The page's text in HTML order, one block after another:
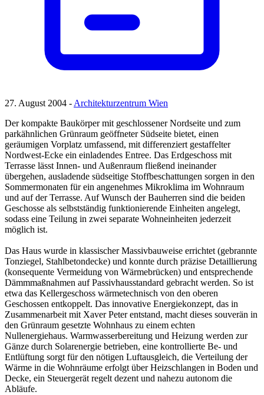
27. August 2004 -Architekturzentrum Wien
Der kompakte Baukörper mit geschlossener Nordseite und zum
parkähnlichen Grünraum geöffneter Südseite bietet, einen
geräumigen Vorplatz umfassend, mit differenziert gestaffelter
Nordwest-Ecke ein einladendes Entree. Das Erdgeschoss mit
Terrasse lässt Innen- und Außenraum fließend ineinander
übergehen, ausladende südseitige Stoffbeschattungen sorgen in den
Sommermonaten für ein angenehmes Mikroklima im Wohnraum
und auf der Terrasse. Auf Wunsch der Bauherren sind die beiden
Geschosse als selbstständig funktionierende Einheiten angelegt,
sodass eine Teilung in zwei separate Wohneinheiten jederzeit
möglich ist.
Das Haus wurde in klassischer Massivbauweise errichtet (gebrannte
Tonziegel, Stahlbetondecke) und konnte durch präzise Detaillierung
(konsequente Vermeidung von Wärmebrücken) und entsprechende
Dämmmaßnahmen auf Passivhausstandard gebracht werden. So ist
etwa das Kellergeschoss wärmetechnisch von den oberen
Geschossen entkoppelt. Das innovative Energiekonzept, das in
Zusammenarbeit mit Xaver Peter entstand, macht dieses souverän in
den Grünraum gesetzte Wohnhaus zu einem echten
Nullenergiehaus. Warmwasserbereitung und Heizung werden zur
Gänze durch Solarenergie betrieben, eine kontrollierte Be- und
Entlüftung sorgt für den nötigen Luftausgleich, die Verteilung der
Wärme in die Wohnräume erfolgt über Heizschlangen in Boden und
Decke, ein Steuergerät regelt dezent und nahezu autonom die
Abläufe.